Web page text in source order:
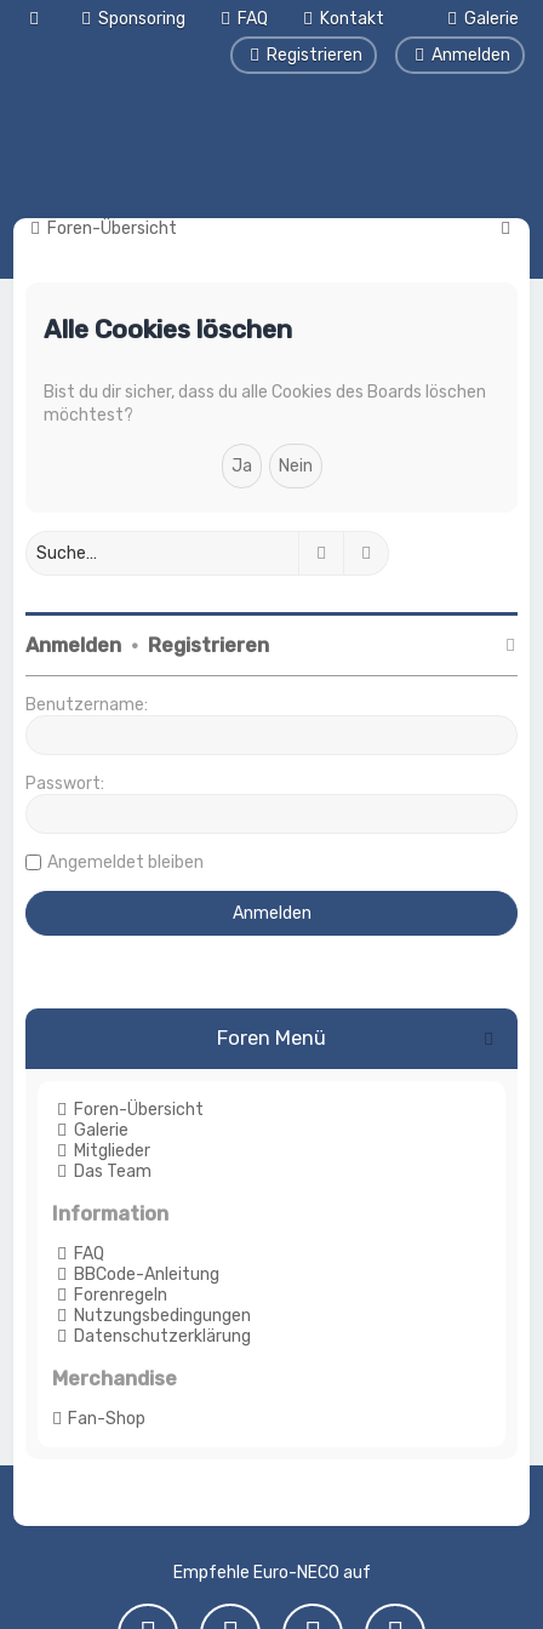
Galerie
Sponsoring FAQ
Kontakt
Anmelden
Registrieren
Foren-Übersicht
S
Alle Cookies löschen
Bist du dir sicher, dass du alle Cookies des Boards löschen
möchtest?
Suche
Anmelden • Registrieren
Benutzername:
Passwort:
Angemeldet bleiben
Foren Menü
Foren-Übersicht
Galerie
Mitglieder
Das Team
Information
FAQ
BBCode-Anleitung
Forenregeln
Nutzungsbedingungen
Datenschutzerklärung
Merchandise
Fan-Shop
Empfehle Euro-NECO auf